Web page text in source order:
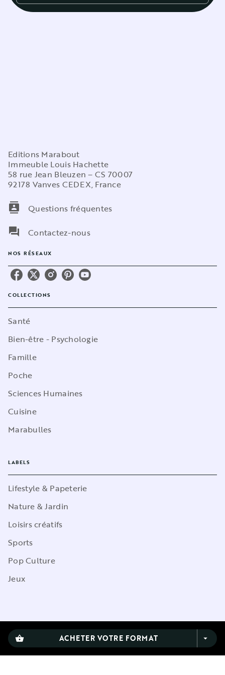
shopping_basket ACHETER VOTRE FORMAT arrow_drop_down
Editions Marabout
Immeuble Louis Hachette
58 rue Jean Bleuzen – CS 70007
92178 Vanves CEDEX, France
contacts
Questions fréquentes
question_answer
Contactez-nous
NOS RÉSEAUX
COLLECTIONS
Santé
Bien-être - Psychologie
Famille
Poche
Sciences Humaines
Cuisine
Marabulles
LABELS
Lifestyle & Papeterie
Nature & Jardin
Loisirs créatifs
Sports
Pop Culture
Jeux
CGU
Charte de référencement
Charte des Données Personnelles